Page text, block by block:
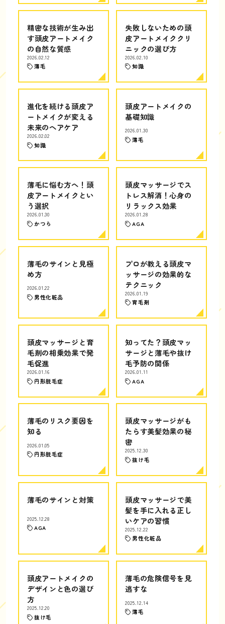
精密な技術が生み出
す頭皮アートメイク
の自然な質感
2026.02.12
薄毛
失敗しないための頭
皮アートメイククリ
ニックの選び方
2026.02.10
知識
進化を続ける頭皮ア
ートメイクが変える
未来のヘアケア
2026.02.02
知識
頭皮アートメイクの
基礎知識
2026.01.30
薄毛
薄毛に悩む方へ！頭
皮アートメイクとい
う選択
2026.01.30
かつら
頭皮マッサージでス
トレス解消！心身の
リラックス効果
2026.01.28
AGA
薄毛のサインと見極
め方
2026.01.22
男性化粧品
プロが教える頭皮マ
ッサージの効果的な
テクニック
2026.01.19
育毛剤
頭皮マッサージと育
毛剤の相乗効果で発
毛促進
2026.01.16
円形脱毛症
知ってた？頭皮マッ
サージと薄毛や抜け
毛予防の関係
2026.01.11
AGA
薄毛のリスク要因を
知る
2026.01.05
円形脱毛症
頭皮マッサージがも
たらす美髪効果の秘
密
2025.12.30
抜け毛
薄毛のサインと対策
2025.12.28
AGA
頭皮マッサージで美
髪を手に入れる正し
いケアの習慣
2025.12.22
男性化粧品
頭皮アートメイクの
デザインと色の選び
方
2025.12.20
抜け毛
薄毛の危険信号を見
逃すな
2025.12.14
薄毛